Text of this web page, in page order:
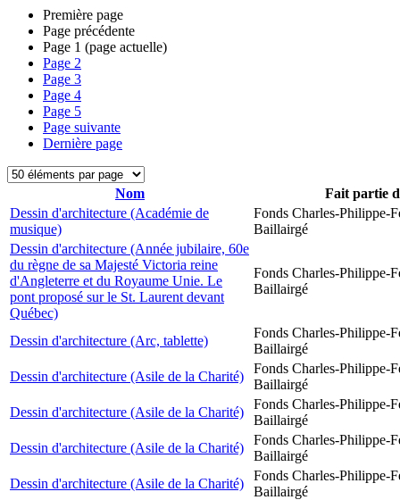
Première page
Page précédente
Page 1 (page actuelle)
Page 2
Page 3
Page 4
Page 5
Page suivante
Dernière page
Nom
Fait partie
Dessin d'architecture (Académie de
musique)
Fonds Charles-Philippe-
Baillairgé
Dessin d'architecture (Année jubilaire, 60e
du règne de sa Majesté Victoria reine
d'Angleterre et du Royaume Unie. Le
pont proposé sur le St. Laurent devant
Québec)
Fonds Charles-Philippe-
Baillairgé
Dessin d'architecture (Arc, tablette)
Fonds Charles-Philippe-
Baillairgé
Dessin d'architecture (Asile de la Charité)
Fonds Charles-Philippe-
Baillairgé
Dessin d'architecture (Asile de la Charité)
Fonds Charles-Philippe-
Baillairgé
Dessin d'architecture (Asile de la Charité)
Fonds Charles-Philippe-
Baillairgé
Dessin d'architecture (Asile de la Charité)
Fonds Charles-Philippe-
Baillairgé